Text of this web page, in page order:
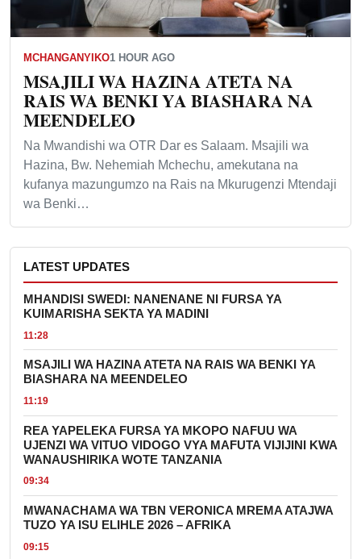
MCHANGANYIKO1 HOUR AGO
MSAJILI WA HAZINA ATETA NA
RAIS WA BENKI YA BIASHARA NA
MEENDELEO
Na Mwandishi wa OTR Dar es Salaam. Msajili wa
Hazina, Bw. Nehemiah Mchechu, amekutana na
kufanya mazungumzo na Rais na Mkurugenzi Mtendaji
wa Benki…
LATEST UPDATES
MHANDISI SWEDI: NANENANE NI FURSA YA
KUIMARISHA SEKTA YA MADINI
11:28
MSAJILI WA HAZINA ATETA NA RAIS WA BENKI YA
BIASHARA NA MEENDELEO
11:19
REA YAPELEKA FURSA YA MKOPO NAFUU WA
UJENZI WA VITUO VIDOGO VYA MAFUTA VIJIJINI KWA
WANAUSHIRIKA WOTE TANZANIA
09:34
MWANACHAMA WA TBN VERONICA MREMA ATAJWA
TUZO YA ISU ELIHLE 2026 – AFRIKA
09:15